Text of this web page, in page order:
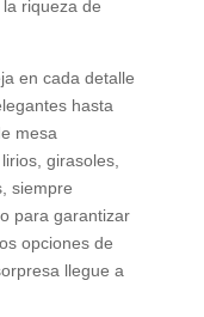
riqueza de
en cada detalle
hasta
mesa
girasoles,
siempre
para garantizar
opciones de
llegue a